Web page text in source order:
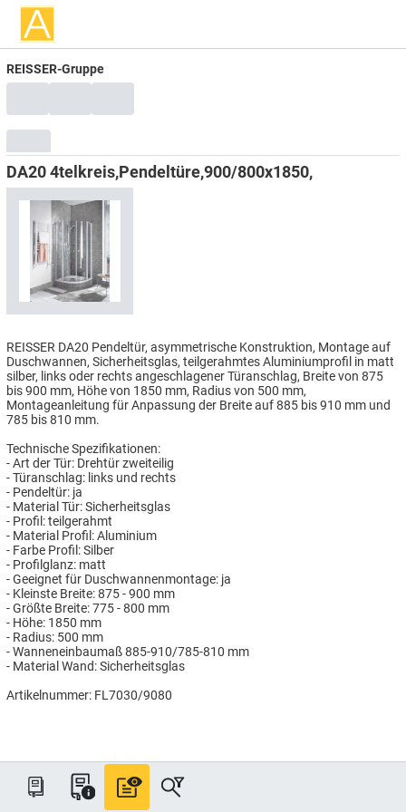
REISSER-Gruppe
DA20 4telkreis,Pendeltüre,900/800x1850,
REISSER DA20 Pendeltür, asymmetrische Konstruktion, Montage auf
Duschwannen, Sicherheitsglas, teilgerahmtes Aluminiumprofil in matt
silber, links oder rechts angeschlagener Türanschlag, Breite von 875
bis 900 mm, Höhe von 1850 mm, Radius von 500 mm,
Montageanleitung für Anpassung der Breite auf 885 bis 910 mm und
785 bis 810 mm.
Technische Spezifikationen:
- Art der Tür: Drehtür zweiteilig
- Türanschlag: links und rechts
- Pendeltür: ja
- Material Tür: Sicherheitsglas
- Profil: teilgerahmt
- Material Profil: Aluminium
- Farbe Profil: Silber
- Profilglanz: matt
- Geeignet für Duschwannenmontage: ja
- Kleinste Breite: 875 - 900 mm
- Größte Breite: 775 - 800 mm
- Höhe: 1850 mm
- Radius: 500 mm
- Wanneneinbaumaß 885-910/785-810 mm
- Material Wand: Sicherheitsglas
Artikelnummer: FL7030/9080